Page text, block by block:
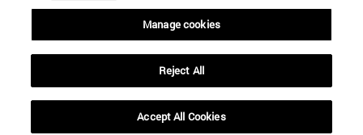
Manage cookies
Reject All
Accept All Cookies